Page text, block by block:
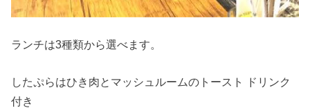
ランチは3種類から選べます。
したぷらはひき肉とマッシュルームのトースト ドリンク
付き